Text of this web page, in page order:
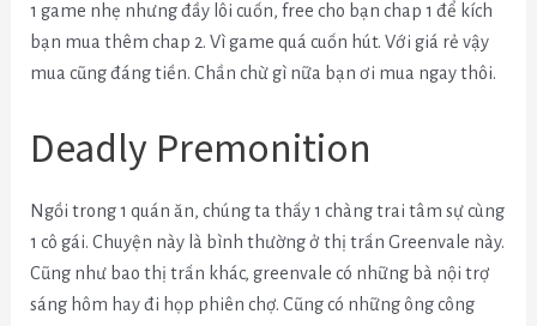
1 game nhẹ nhưng đầy lôi cuốn, free cho bạn chap 1 để kích
bạn mua thêm chap 2. Vì game quá cuốn hút. Với giá rẻ vậy
mua cũng đáng tiền. Chần chừ gì nữa bạn ơi mua ngay thôi.
Deadly Premonition
Ngồi trong 1 quán ăn, chúng ta thấy 1 chàng trai tâm sự cùng
1 cô gái. Chuyện này là bình thường ở thị trấn Greenvale này.
Cũng như bao thị trấn khác, greenvale có những bà nội trợ
sáng hôm hay đi họp phiên chợ. Cũng có những ông công